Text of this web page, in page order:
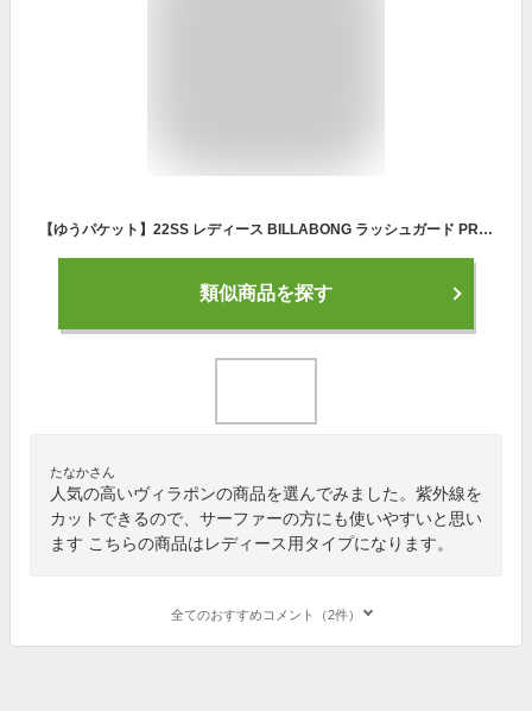
【ゆうパケット】22SS レディース BILLABONG ラッシュガード PRINT ZIP BC013-888: 正規品/ビラボン/長袖/BC013888/surf
類似商品を探す
たなかさん
人気の高いヴィラポンの商品を選んでみました。紫外線を
カットできるので、サーファーの方にも使いやすいと思い
ます こちらの商品はレディース用タイプになります。
全てのおすすめコメント（2件）